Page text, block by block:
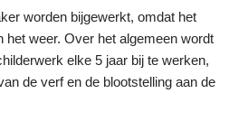
worden bijgewerkt, omdat het
het weer. Over het algemeen wordt
elke 5 jaar bij te werken,
de verf en de blootstelling aan de